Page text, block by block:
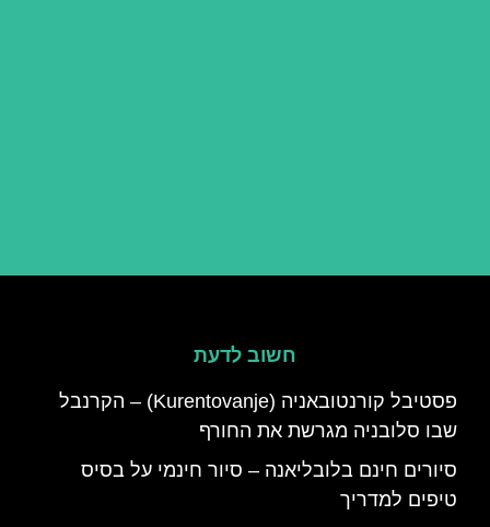
חשוב לדעת
פסטיבל קורנטובאניה (Kurentovanje) – הקרנבל
שבו סלובניה מגרשת את החורף
סיורים חינם בלובליאנה – סיור חינמי על בסיס
טיפים למדריך